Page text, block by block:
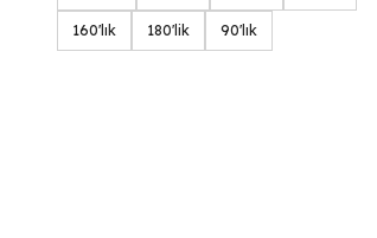
160'lık 180'lik 90'lık